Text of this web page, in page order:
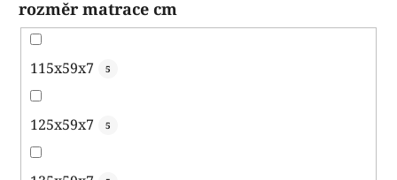
rozměr matrace cm
115x59x7 5
125x59x7 5